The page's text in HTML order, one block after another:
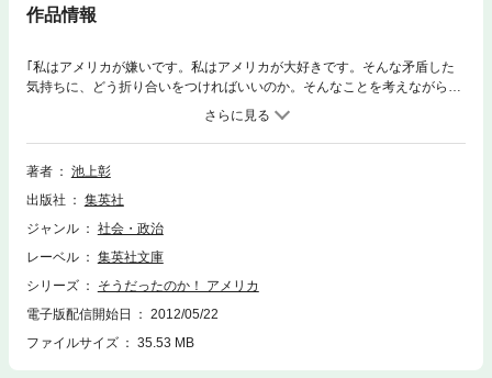
作品情報
｢私はアメリカが嫌いです。私はアメリカが大好きです。そんな矛盾した
気持ちに、どう折り合いをつければいいのか。そんなことを考えながら、
この本を書きました｣――ジャーナリスト池上彰が、自身あこがれと反発
をいだく国、アメリカの歴史と現状を、独自の9つの視点からわかりやす
く解説する。超大国アメリカをしるための教科書決定版。｢オバマ以降の
アメリカ｣を大幅加筆。
著者
池上彰
出版社
集英社
ジャンル
社会・政治
レーベル
集英社文庫
シリーズ
そうだったのか！ アメリカ
電子版配信開始日
2012/05/22
ファイルサイズ
35.53 MB